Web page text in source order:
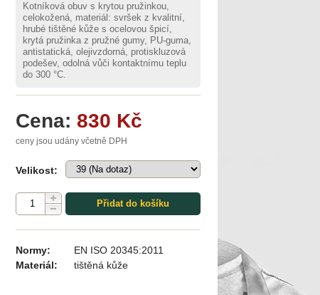
Kotníková obuv s krytou pružinkou,
celokožená, materiál: svršek z kvalitní,
hrubé tištěné kůže s ocelovou špicí,
krytá pružinka z pružné gumy, PU-guma,
antistatická, olejivzdorná, protiskluzová
podešev, odolná vůči kontaktnímu teplu
do 300 °C.
Cena: 830 Kč
ceny jsou udány včetně DPH
Velikost:
Přidat do košíku
Normy:
EN ISO 20345:2011
Materiál:
tištěná kůže